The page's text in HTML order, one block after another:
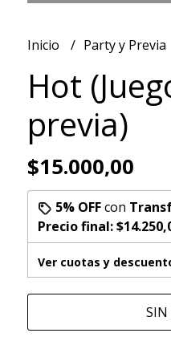
Inicio Party y Previa
Hot
previa)
$15.000,00
5% OFFcon
Precio final:
Ver cuotas y
SIN